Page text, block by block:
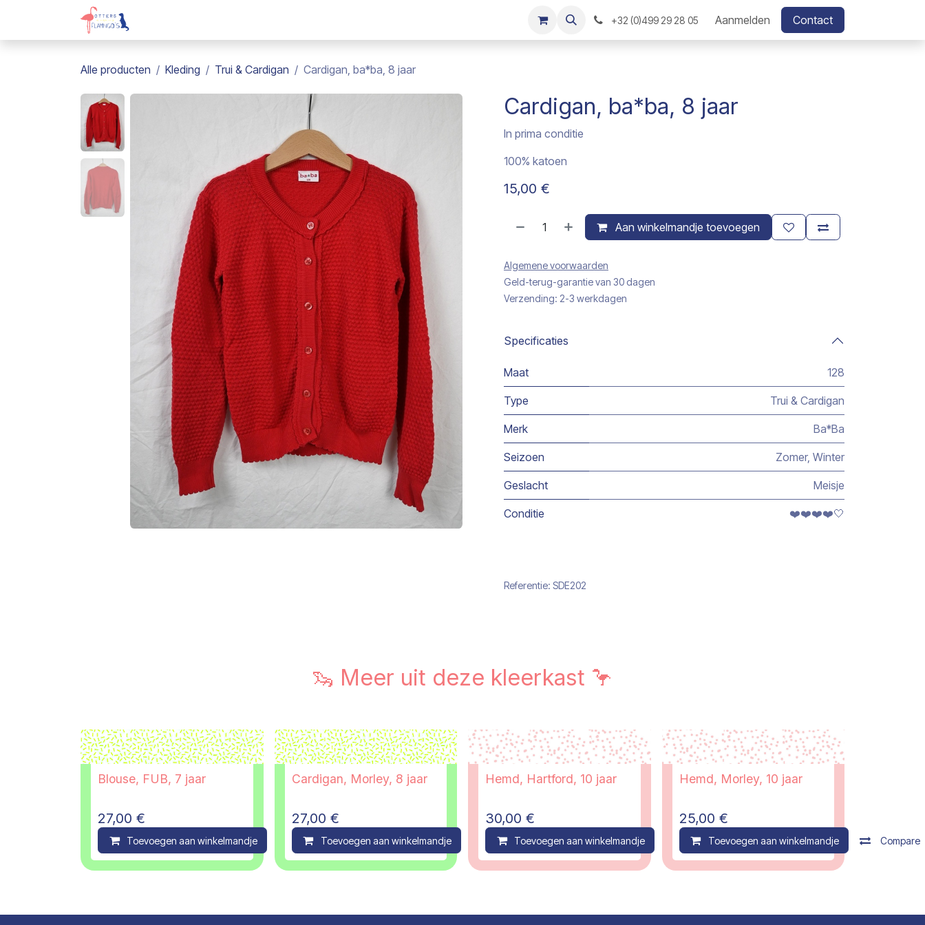
Overslaan naar inhoud
+32 (0)499 29 28 05 Aanmelden Contact
Alle producten Kleding Trui & Cardigan Cardigan, ba*ba, 8 jaar
Cardigan, ba*ba, 8 jaar
In prima conditie
100% katoen
15,00 €
Aan winkelmandje toevoegen
Algemene voorwaarden
Geld-terug-garantie van 30 dagen
Verzending: 2-3 werkdagen
Specificaties
Maat 128
Type Trui & Cardigan
Merk Ba*Ba
Seizoen Zomer, Winter
Geslacht Meisje
Conditie ❤️❤️❤️❤️🤍
Referentie: SDE202
🦦 Meer uit deze kleerkast 🦩
Blouse, FUB, 7 jaar
27,00 €
Toevoegen aan winkelmandje Compare
Cardigan, Morley, 8 jaar
27,00 €
Toevoegen aan winkelmandje Compare
Hemd, Hartford, 10 jaar
30,00 €
Toevoegen aan winkelmandje Compare
Hemd, Morley, 10 jaar
25,00 €
Toevoegen aan winkelmandje Compare